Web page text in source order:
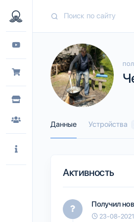
Данные Устройства
Активность
Получил
23-08-